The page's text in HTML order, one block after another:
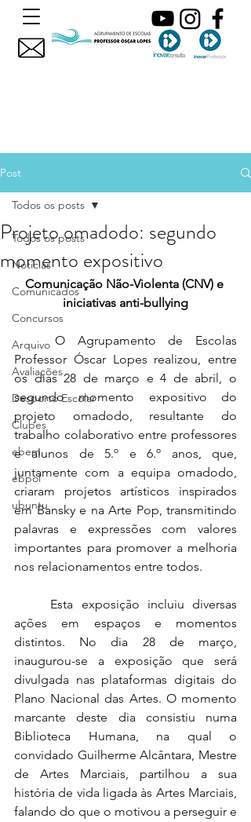
Post
Todos os posts
Noticias
Comunicados
Concursos
Arquivo
Avaliações
Desporto Escolar
Clubes
ebem
ebpol
ubuntu
Todos os posts
Projeto omadodo: segundo
momento expositivo
Comunicação Não-Violenta (CNV) e
iniciativas anti-bullying
	O Agrupamento de Escolas
Professor Óscar Lopes realizou, entre
os dias 28 de março e 4 de abril, o
segundo momento expositivo do
projeto omadodo, resultante do
trabalho colaborativo entre professores
e alunos de 5.º e 6.º anos, que,
juntamente com a equipa omadodo,
criaram projetos artísticos inspirados
em Bansky e na Arte Pop, transmitindo
palavras e expressões com valores
importantes para promover a melhoria
nos relacionamentos entre todos.
ações em espaços e momentos
distintos. No dia 28 de março,
inaugurou-se a exposição que será
divulgada nas plataformas digitais do
Plano Nacional das Artes. O momento
marcante deste dia consistiu numa
Biblioteca Humana, na qual o
convidado Guilherme Alcântara, Mestre
de Artes Marciais, partilhou a sua
história de vida ligada às Artes Marciais,
falando do que o motivou a perseguir e